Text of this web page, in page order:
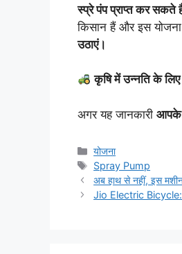
स्प्रे पंप प्राप्त कर सकते
किसान हैं और इस
उठाएं।
कृषि में उन्नति के
अगर यह जानकारी आपके
Categories
योजना
Tags
Spray Pump
अब हाथ से नहीं, इस
Jio Electric